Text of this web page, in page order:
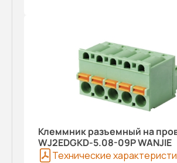
Клеммник разъемный на
WJ2EDGKD-5.08-09P WANJIE
Технические